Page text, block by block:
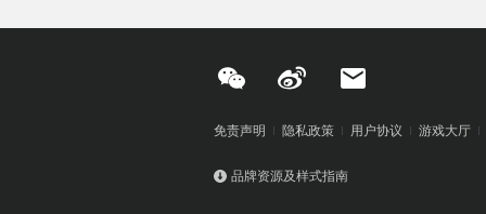
免责声明 隐私政策 用户协议 游戏大厅
品牌资源及样式指南